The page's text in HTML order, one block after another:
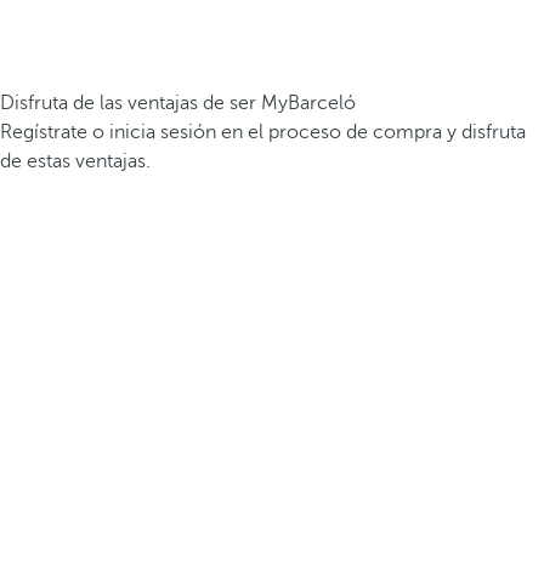
Disfruta de las ventajas de ser MyBarceló
Regístrate o inicia sesión en el proceso de compra y disfruta
de estas ventajas.